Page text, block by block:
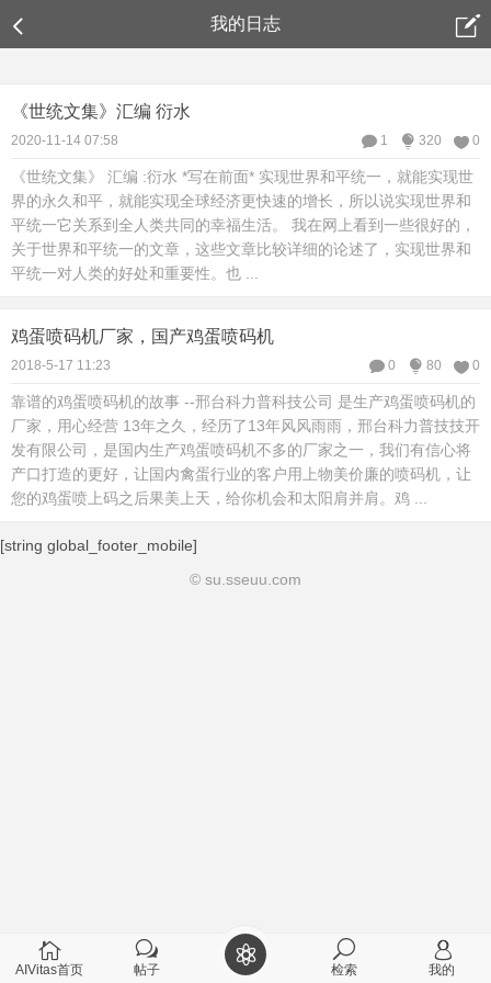
我的日志
《世统文集》汇编 衍水
2020-11-14 07:58 1 320 0
《世统文集》 汇编 :衍水 *写在前面* 实现世界和平统一，就能实现世
界的永久和平，就能实现全球经济更快速的增长，所以说实现世界和
平统一它关系到全人类共同的幸福生活。 我在网上看到一些很好的，
关于世界和平统一的文章，这些文章比较详细的论述了，实现世界和
平统一对人类的好处和重要性。也 ...
鸡蛋喷码机厂家，国产鸡蛋喷码机
2018-5-17 11:23 0 80 0
靠谱的鸡蛋喷码机的故事 --邢台科力普科技公司 是生产鸡蛋喷码机的
厂家，用心经营 13年之久，经历了13年风风雨雨，邢台科力普技技开
发有限公司，是国内生产鸡蛋喷码机不多的厂家之一，我们有信心将
产口打造的更好，让国内禽蛋行业的客户用上物美价廉的喷码机，让
您的鸡蛋喷上码之后果美上天，给你机会和太阳肩并肩。鸡 ...
[string global_footer_mobile]
© su.sseuu.com
AIVitas首页 帖子 检索 我的